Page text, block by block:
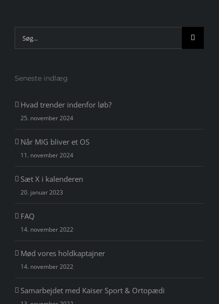
Søg
efter:
Seneste indlæg
Hvad trender indenfor løb?
25. november 2024
Når MIG bliver et OS
11. november 2024
Sæt X i kalenderen
20. januar 2023
FAQ
14. november 2022
Mød vores holdkaptajner
14. november 2022
Samarbejdet med Kaiser Sport & Ortopædi